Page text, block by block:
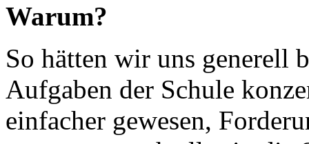
Warum?
So hätten wir uns generell
Aufgaben der Schule
einfacher gewesen,